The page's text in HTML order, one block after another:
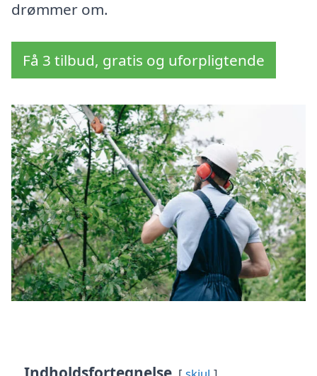
drømmer om.
Få 3 tilbud, gratis og uforpligtende